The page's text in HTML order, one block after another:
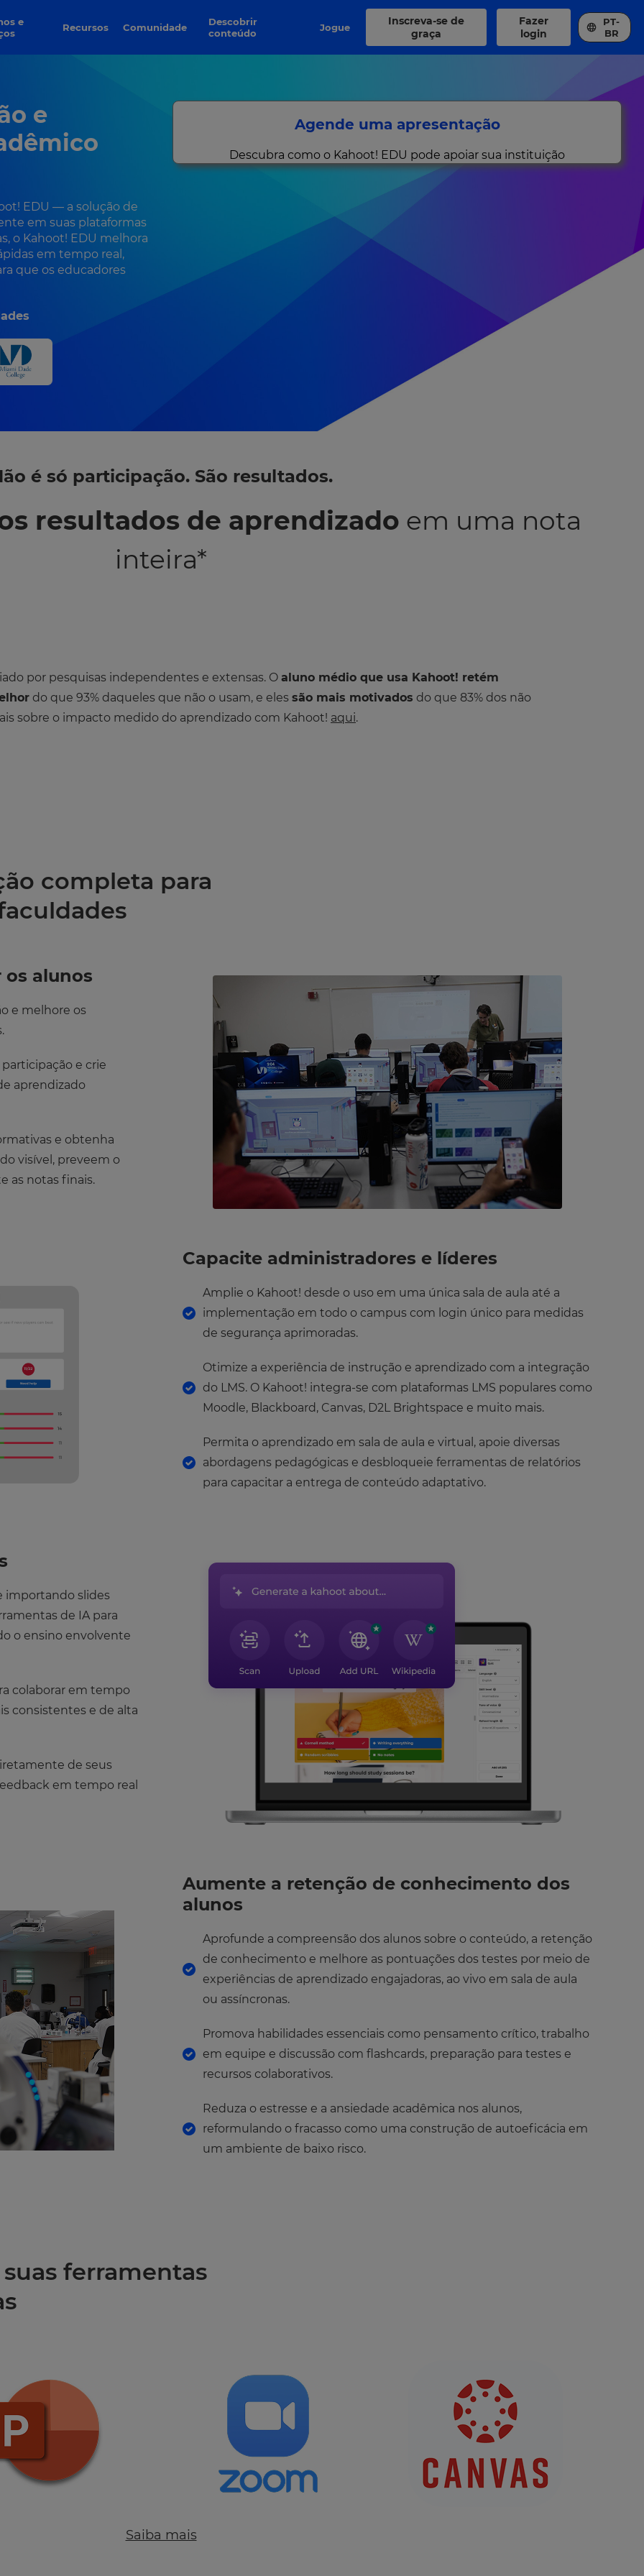
Descobrir
conteúdo
Jogue
Inscreva-se de
graça
Fazer
login
PT-
BR
Recursos Comunidade
e
EDU — a solução de
em suas plataformas
o Kahoot! EDU melhora
em tempo real,
que os educadores
Agende uma apresentação
Descubra como o Kahoot! EDU pode apoiar sua instituição
é só participação. São resultados.
resultados de aprendizado em uma nota
inteira*
por pesquisas independentes e extensas. O aluno médio que usa Kahoot! retém
do que 93% daqueles que não o usam, e eles são mais motivados do que 83% dos não
sobre o impacto medido do aprendizado com Kahoot! aqui.
completa para
alunos
e melhore os
e crie
aprendizado
e obtenha
visível, preveem o
as notas finais.
Capacite administradores e líderes
Amplie o Kahoot! desde o uso em uma única sala de aula até a
implementação em todo o campus com login único para medidas
de segurança aprimoradas.
Otimize a experiência de instrução e aprendizado com a integração
do LMS. O Kahoot! integra-se com plataformas LMS populares como
Moodle, Blackboard, Canvas, D2L Brightspace e muito mais.
Permita o aprendizado em sala de aula e virtual, apoie diversas
abordagens pedagógicas e desbloqueie ferramentas de relatórios
para capacitar a entrega de conteúdo adaptativo.
importando slides
de IA para
o ensino envolvente
colaborar em tempo
consistentes e de alta
de seus
em tempo real
Aumente a retenção de conhecimento dos
alunos
Aprofunde a compreensão dos alunos sobre o conteúdo, a retenção
de conhecimento e melhore as pontuações dos testes por meio de
experiências de aprendizado engajadoras, ao vivo em sala de aula
ou assíncronas.
Promova habilidades essenciais como pensamento crítico, trabalho
em equipe e discussão com flashcards, preparação para testes e
recursos colaborativos.
Reduza o estresse e a ansiedade acadêmica nos alunos,
reformulando o fracasso como uma construção de autoeficácia em
um ambiente de baixo risco.
ferramentas
Saiba mais